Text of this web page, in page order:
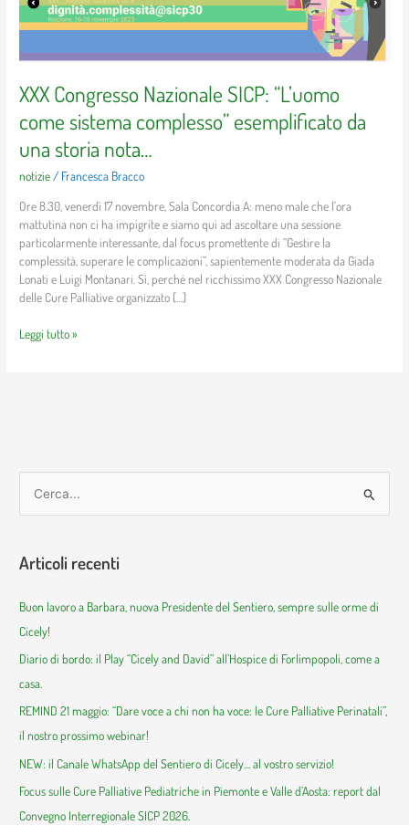
XXX Congresso Nazionale SICP: “L’uomo
come sistema complesso” esemplificato da
una storia nota…
notizie / Francesca Bracco
Ore 8.30, venerdì 17 novembre, Sala Concordia A: meno male che l’ora
mattutina non ci ha impigrite e siamo qui ad ascoltare una sessione
particolarmente interessante, dal focus promettente di “Gestire la
complessità, superare le complicazioni”, sapientemente moderata da Giada
Lonati e Luigi Montanari. Sì, perché nel ricchissimo XXX Congresso Nazionale
delle Cure Palliative organizzato […]
SICP:
“L’uomo
sistema
esemplificato
da
una
storia
nota…
Leggi tutto »
c
Articoli recenti
Buon lavoro a Barbara, nuova Presidente del Sentiero, sempre sulle orme di
Cicely!
Diario di bordo: il Play “Cicely and David” all’Hospice di Forlimpopoli, come a
casa.
REMIND 21 maggio: “Dare voce a chi non ha voce: le Cure Palliative Perinatali”,
il nostro prossimo webinar!
NEW: il Canale WhatsApp del Sentiero di Cicely… al vostro servizio!
Focus sulle Cure Palliative Pediatriche in Piemonte e Valle d’Aosta: report dal
Convegno Interregionale SICP 2026.